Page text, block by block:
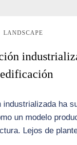
LANDSCAPE
industrializada ha
un modelo
Lejos de